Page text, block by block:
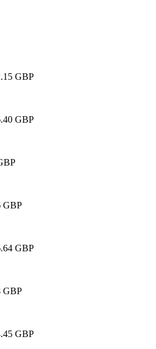
GBP
GBP
GBP
GBP
GBP
GBP